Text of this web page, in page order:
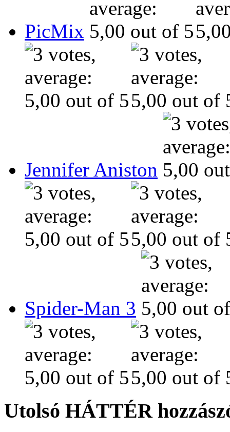
PicMix
Jennifer Aniston
Spider-Man 3
Utolsó HÁTTÉR